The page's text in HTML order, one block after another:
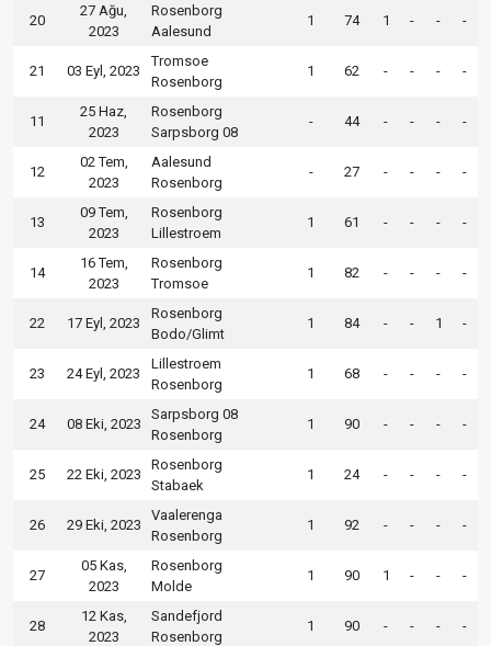
20
27 Ağu,
2023
Rosenborg
Aalesund
1 74 1 - - -
21 03 Eyl, 2023
Tromsoe
Rosenborg
1 62 - - - -
11
25 Haz,
2023
Rosenborg
Sarpsborg 08
- 44 - - - -
12
02 Tem,
2023
Aalesund
Rosenborg
- 27 - - - -
13
09 Tem,
2023
Rosenborg
Lillestroem
1 61 - - - -
14
16 Tem,
2023
Rosenborg
Tromsoe
1 82 - - - -
22 17 Eyl, 2023
Rosenborg
Bodo/Glimt
1 84 - - 1 -
23 24 Eyl, 2023
Lillestroem
Rosenborg
1 68 - - - -
24 08 Eki, 2023
Sarpsborg 08
Rosenborg
1 90 - - - -
25 22 Eki, 2023
Rosenborg
Stabaek
1 24 - - - -
26 29 Eki, 2023
Vaalerenga
Rosenborg
1 92 - - - -
27
05 Kas,
2023
Rosenborg
Molde
1 90 1 - - -
28
12 Kas,
2023
Sandefjord
Rosenborg
1 90 - - - -